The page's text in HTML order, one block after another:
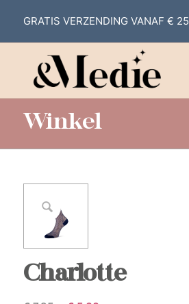
Winkel
Charlotte
GRATIS VERZENDING VANAF € 25